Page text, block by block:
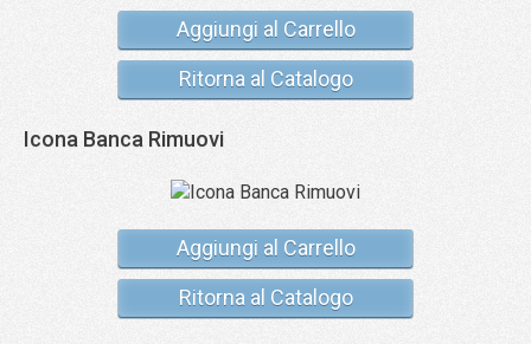
Aggiungi al Carrello
Ritorna al Catalogo
Icona Banca Rimuovi
Aggiungi al Carrello
Ritorna al Catalogo